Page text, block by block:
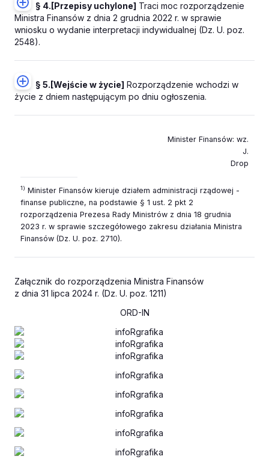
§ 4. [Przepisy uchylone] Traci moc rozporządzenie
Ministra Finansów z dnia 2 grudnia 2022 r. w sprawie
wniosku o wydanie interpretacji indywidualnej (Dz. U. poz.
2548).
§ 5. [Wejście w życie] Rozporządzenie wchodzi w
życie z dniem następującym po dniu ogłoszenia.
Minister Finansów: wz.
J.
Drop
1) Minister Finansów kieruje działem administracji rządowej -
finanse publiczne, na podstawie § 1 ust. 2 pkt 2
rozporządzenia Prezesa Rady Ministrów z dnia 18 grudnia
2023 r. w sprawie szczegółowego zakresu działania Ministra
Finansów (Dz. U. poz. 2710).
Załącznik do rozporządzenia Ministra Finansów
z dnia 31 lipca 2024 r. (Dz. U. poz. 1211)
ORD-IN